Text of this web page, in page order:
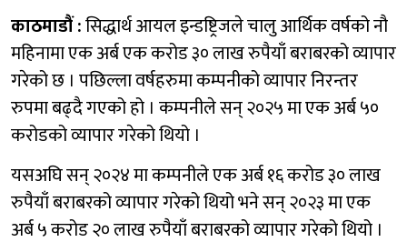
काठमाडौं :सिद्धार्थ आयल इन्डष्ट्रिजले चालु आर्थिक वर्षको नौ
महिनामा एक अर्ब एक करोड ३० लाख रुपैयाँ बराबरको व्यापार
गरेको छ । पछिल्ला वर्षहरुमा कम्पनीको व्यापार निरन्तर
रुपमा बढ्दै गएको हो । कम्पनीले सन् २०२५ मा एक अर्ब ५०
करोडको व्यापार गरेको थियो ।
यसअघि सन् २०२४ मा कम्पनीले एक अर्ब १६ करोड ३० लाख
रुपैयाँ बराबरको व्यापार गरेको थियो भने सन् २०२३ मा एक
अर्ब ५ करोड २० लाख रुपैयाँ बराबरको व्यापार गरेको थियो ।